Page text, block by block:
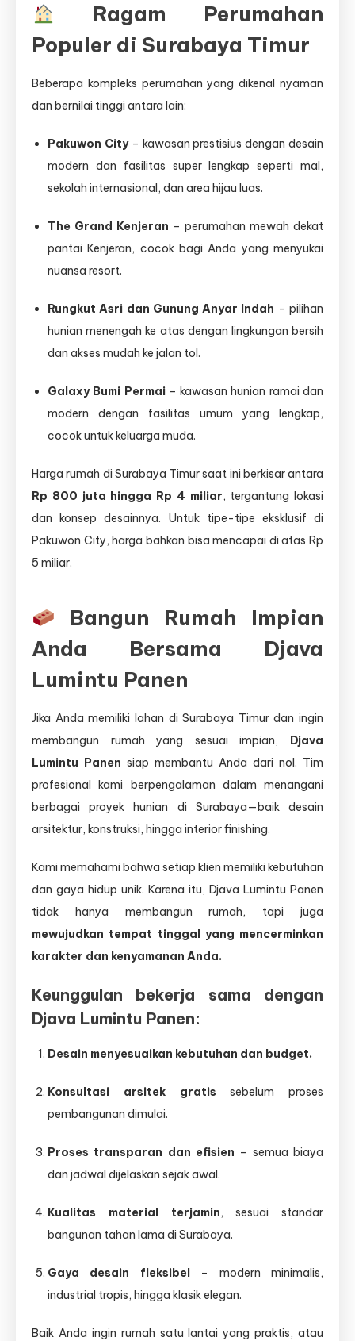
Ragam Perumahan
Populer di Surabaya Timur
Beberapa kompleks perumahan yang dikenal nyaman
dan bernilai tinggi antara lain:
Pakuwon City– kawasan prestisius dengan desain
modern dan fasilitas super lengkap seperti mal,
sekolah internasional, dan area hijau luas.
The Grand Kenjeran – perumahan mewah dekat
pantai Kenjeran, cocok bagi Anda yang menyukai
nuansa resort.
Rungkut Asri dan Gunung Anyar Indah – pilihan
hunian menengah ke atas dengan lingkungan bersih
dan akses mudah ke jalan tol.
Galaxy Bumi Permai– kawasan hunian ramai dan
modern dengan fasilitas umum yang lengkap,
cocok untuk keluarga muda.
Harga rumah di Surabaya Timur saat ini berkisar antara
Rp 800 juta hingga Rp 4 miliar, tergantung lokasi
dan konsep desainnya. Untuk tipe-tipe eksklusif di
Pakuwon City, harga bahkan bisa mencapai di atas Rp
5 miliar.
Bangun Rumah Impian
Anda Bersama Djava
Lumintu Panen
Jika Anda memiliki lahan di Surabaya Timur dan ingin
membangun rumah yang sesuai impian, Djava
Lumintu Panen siap membantu Anda dari nol. Tim
profesional kami berpengalaman dalam menangani
berbagai proyek hunian di Surabaya—baik desain
arsitektur, konstruksi, hingga interior finishing.
Kami memahami bahwa setiap klien memiliki kebutuhan
dan gaya hidup unik. Karena itu, Djava Lumintu Panen
tidak hanya membangun rumah, tapi juga
mewujudkan tempat tinggal yang mencerminkan
karakter dan kenyamanan Anda.
Keunggulan bekerja sama dengan
Djava Lumintu Panen:
Desain menyesuaikan kebutuhan dan budget.
Konsultasi arsitek gratis sebelum proses
pembangunan dimulai.
Proses transparan dan efisien – semua biaya
dan jadwal dijelaskan sejak awal.
Kualitas material terjamin, sesuai standar
bangunan tahan lama di Surabaya.
Gaya desain fleksibel– modern minimalis,
industrial tropis, hingga klasik elegan.
Baik Anda ingin rumah satu lantai yang praktis, atau